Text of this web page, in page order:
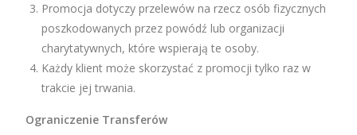
Promocja dotyczy przelewów na rzecz osób fizycznych
poszkodowanych przez powódź lub organizacji
charytatywnych, które wspierają te osoby.
Każdy klient może skorzystać z promocji tylko raz w
trakcie jej trwania.
Ograniczenie Transferów